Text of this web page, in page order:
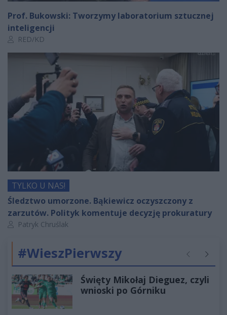
Prof. Bukowski: Tworzymy laboratorium sztucznej
inteligencji
Autor artykułu:
RED/KD
TYLKO U NAS!
Śledztwo umorzone. Bąkiewicz oczyszczony z
zarzutów. Polityk komentuje decyzję prokuratury
Autor artykułu:
Patryk Chruślak
#WieszPierwszy Poprzednie
Święty Mikołaj Dieguez, czyli
wnioski po Górniku